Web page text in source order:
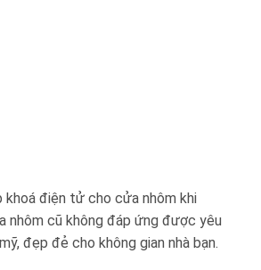
điện tử cho cửa nhôm khi
nhôm cũ không đáp ứng được yêu
đẹp đẻ cho không gian nhà bạn.